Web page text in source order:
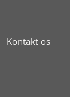
Kontakt os